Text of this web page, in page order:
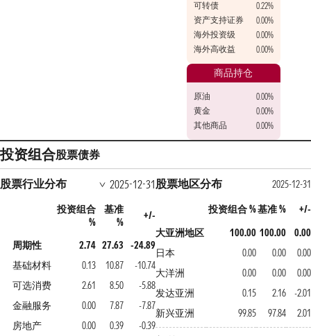
可转债
0.22%
资产支持证券
0.00%
海外投资级
0.00%
海外高收益
0.00%
商品持仓
原油
0.00%
黄金
0.00%
其他商品
0.00%
投资组合股票债券
股票行业分布 2025-12-31
投资组合
%
基准
%
+/-
周期性 2.74 27.63
-24.89
基础材料
0.13 10.87
-10.74
可选消费
2.61 8.50
-5.88
金融服务
0.00 7.87
-7.87
房地产
0.00 0.39 -0.39
股票地区分布
2025-12-31
投资组合 %基准 %
+/-
大亚洲地区
100.00 100.00
0.00
日本
0.00 0.00
0.00
大洋洲
0.00 0.00
0.00
发达亚洲
0.15 2.16
-2.01
新兴亚洲
99.85 97.84 2.01